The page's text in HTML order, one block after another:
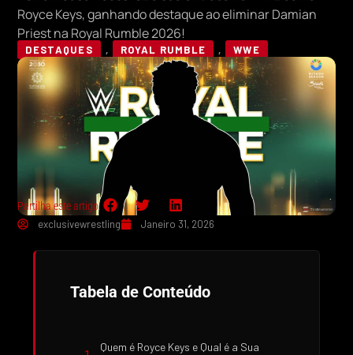
Royce Keys, ganhando destaque ao eliminar Damian
Priest na Royal Rumble 2026!
DESTAQUES , ROYAL RUMBLE , WWE
Partilha este artigo:
exclusivewrestling
Janeiro 31, 2026
Tabela de Conteúdo
Quem é Royce Keys e Qual é a Sua